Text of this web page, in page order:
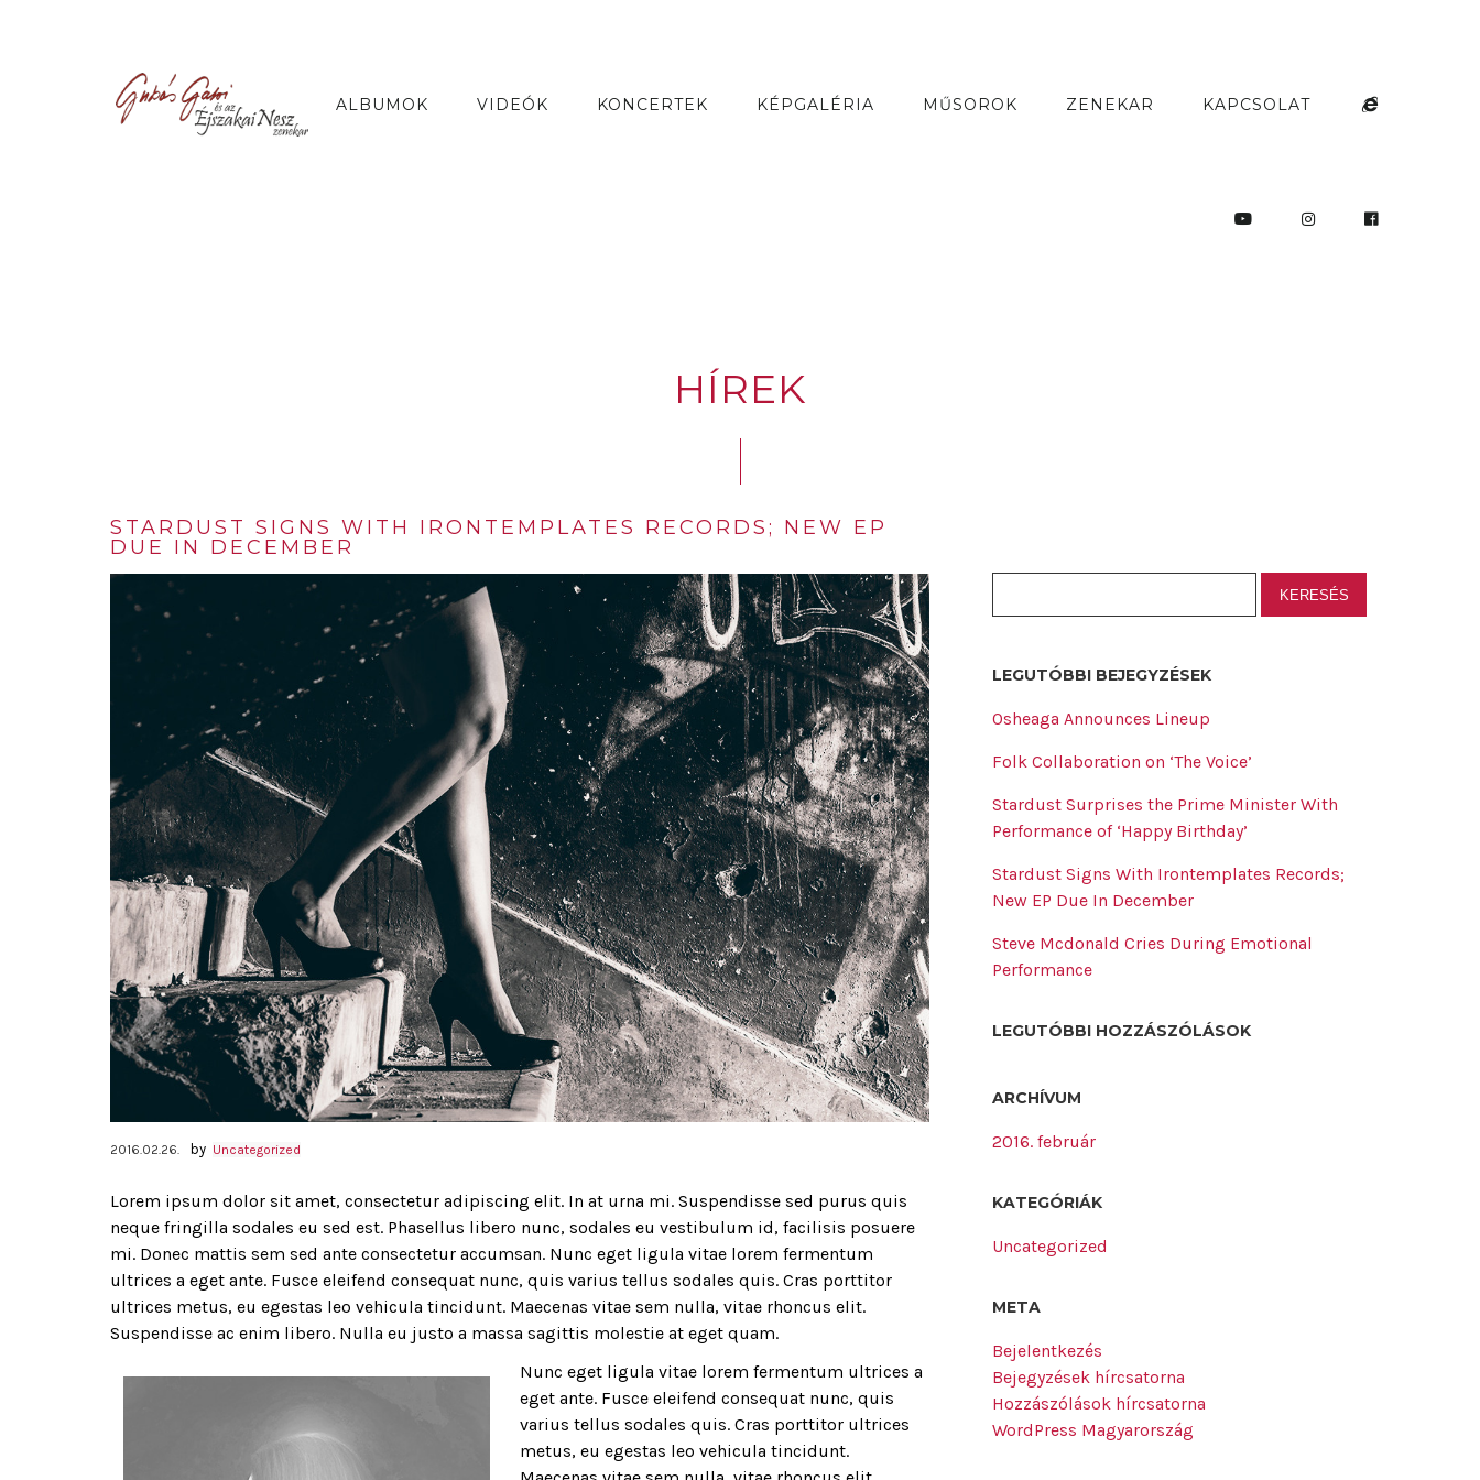
ALBUMOK VIDEÓK KONCERTEK KÉPGALÉRIA MŰSOROK ZENEKAR KAPCSOLAT
HÍREK
STARDUST SIGNS WITH IRONTEMPLATES RECORDS; NEW EP
DUE IN DECEMBER
2016.02.26. by Uncategorized
Lorem ipsum dolor sit amet, consectetur adipiscing elit. In at urna mi. Suspendisse sed purus quis
neque fringilla sodales eu sed est. Phasellus libero nunc, sodales eu vestibulum id, facilisis posuere
mi. Donec mattis sem sed ante consectetur accumsan. Nunc eget ligula vitae lorem fermentum
ultrices a eget ante. Fusce eleifend consequat nunc, quis varius tellus sodales quis. Cras porttitor
ultrices metus, eu egestas leo vehicula tincidunt. Maecenas vitae sem nulla, vitae rhoncus elit.
Suspendisse ac enim libero. Nulla eu justo a massa sagittis molestie at eget quam.
Nunc eget ligula vitae lorem fermentum ultrices a
eget ante. Fusce eleifend consequat nunc, quis
varius tellus sodales quis. Cras porttitor ultrices
metus, eu egestas leo vehicula tincidunt.
LEGUTÓBBI BEJEGYZÉSEK
Osheaga Announces Lineup
Folk Collaboration on ‘The Voice’
Stardust Surprises the Prime Minister With
Performance of ‘Happy Birthday’
Stardust Signs With Irontemplates Records;
New EP Due In December
Steve Mcdonald Cries During Emotional
Performance
LEGUTÓBBI HOZZÁSZÓLÁSOK
ARCHÍVUM
2016. február
KATEGÓRIÁK
Uncategorized
META
Bejelentkezés
Bejegyzések hírcsatorna
Hozzászólások hírcsatorna
WordPress Magyarország